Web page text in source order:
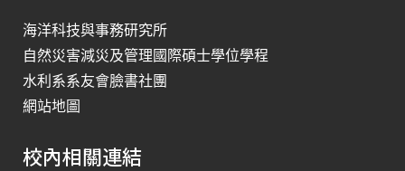
海洋科技與事務研究所
自然災害減災及管理國際碩士學位學程
水利系系友會臉書社團
網站地圖
校內相關連結